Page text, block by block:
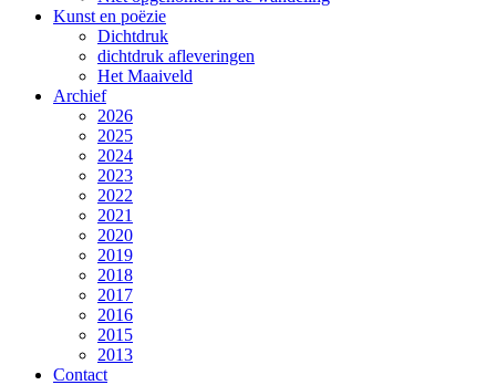
Kunst en poëzie
Dichtdruk
dichtdruk afleveringen
Het Maaiveld
Archief
2026
2025
2024
2023
2022
2021
2020
2019
2018
2017
2016
2015
2013
Contact